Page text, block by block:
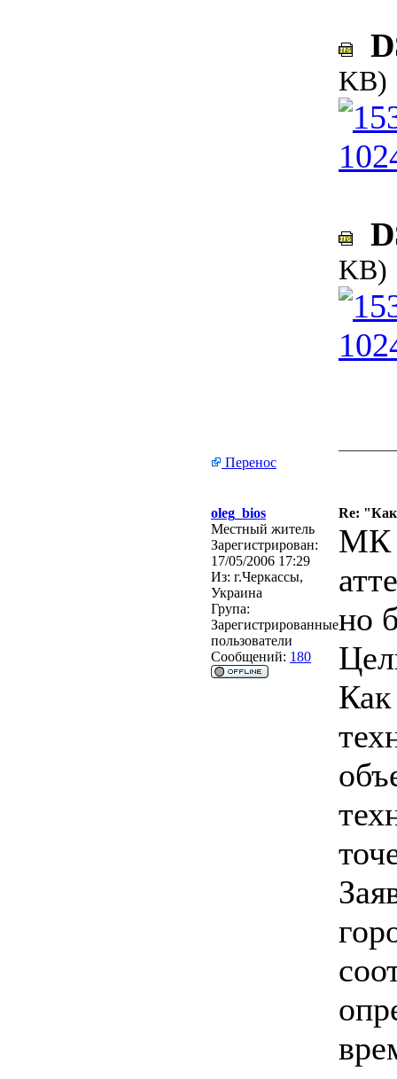
KB)
KB)
Перенос
oleg_bios
Re:
Местный житель
Зарегистрирован:
17/05/2006 17:29
Из: г.Черкассы,
Украина
Група:
Зарегистрированные
пользователи
Сообщений: 180
МК
но